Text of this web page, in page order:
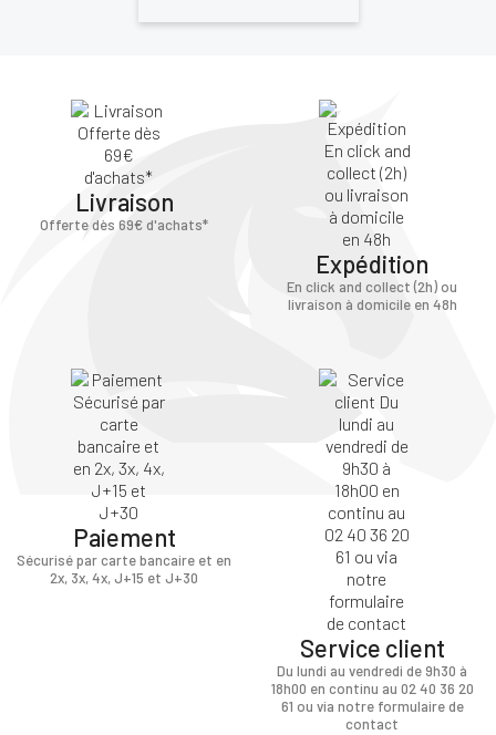
Livraison
Offerte dès 69€ d'achats*
Expédition
En click and collect (2h) ou
livraison à domicile en 48h
Paiement
Sécurisé par carte bancaire et en
2x, 3x, 4x, J+15 et J+30
Service client
Du lundi au vendredi de 9h30 à
18h00 en continu au 02 40 36 20
61 ou via notre formulaire de
contact